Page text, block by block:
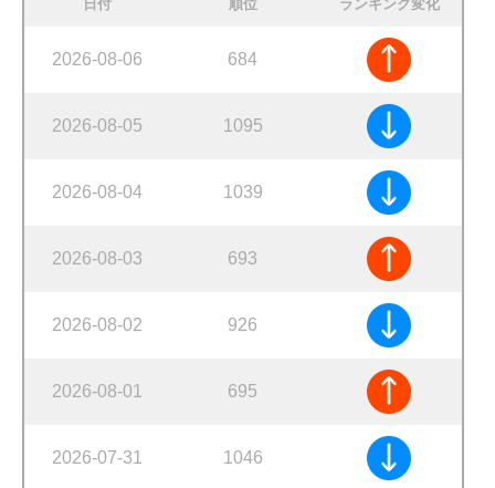
日付 順位 ランキング変化
2026-08-06 684
2026-08-05 1095
2026-08-04 1039
2026-08-03 693
2026-08-02 926
2026-08-01 695
2026-07-31 1046